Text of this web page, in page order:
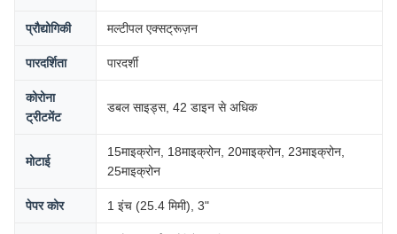
प्रौद्योगिकी मल्टीपल एक्सट्रूज़न
पारदर्शिता पारदर्शी
कोरोना
ट्रीटमेंट
डबल साइड्स, 42 डाइन से अधिक
मोटाई
15माइक्रोन, 18माइक्रोन, 20माइक्रोन, 23माइक्रोन,
25माइक्रोन
पेपर कोर 1 इंच (25.4 मिमी), 3"